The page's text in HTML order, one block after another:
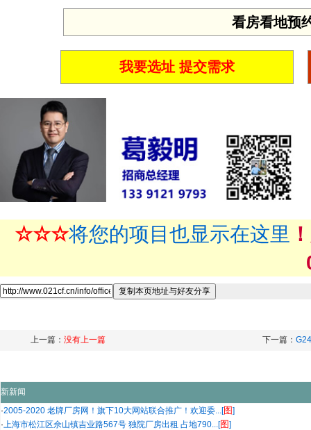
看房看地预
我要选址 提交需求
☆☆☆将您的项目也显示在这里
上一篇： 没有上一篇 下一篇：
新新闻
·2005-2020 老牌厂房网！旗下10大网站联合推广！欢迎委...[图]
·上海市松江区佘山镇吉业路567号 独院厂房出租 占地790...[图]